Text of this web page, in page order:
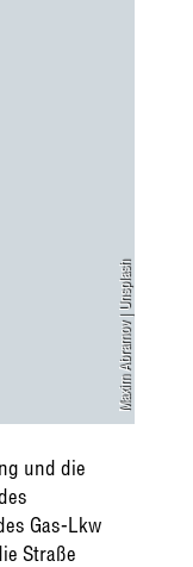
Maxim Abramov | Unsplash
und die
Gas-Lkw
Straße